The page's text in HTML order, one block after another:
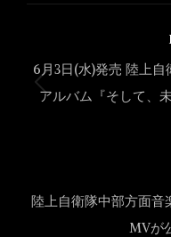
6月3日(水)発売 陸上
アルバム『そして、
陸上自衛隊中部方面音
MVが